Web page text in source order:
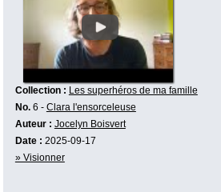
Collection : Les superhéros de ma famille
No.6 - Clara l'ensorceleuse
Auteur : Jocelyn Boisvert
Date : 2025-09-17
» Visionner